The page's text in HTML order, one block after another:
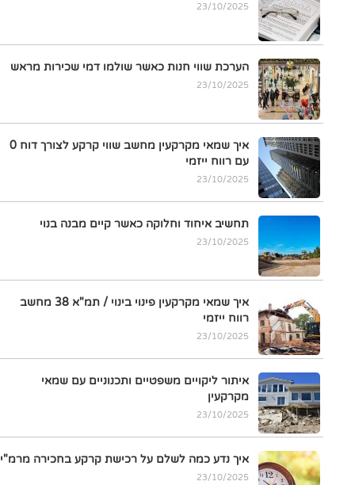
23/10/2025
הערכת שווי חנות כאשר שולמו דמי שכירות מראש
23/10/2025
איך שמאי מקרקעין מחשב שווי קרקע לצורך דוח 0
עם רווח ייזמי
23/10/2025
תחשיב איחוד וחלוקה כאשר קיים מבנה בנוי
23/10/2025
איך שמאי מקרקעין פינוי בינוי / תמ"א 38 מחשב
רווח ייזמי
23/10/2025
איתור ליקויים משפטיים ותכנוניים עם שמאי
מקרקעין
23/10/2025
איך נדע כמה לשלם על רכישת קרקע בחכירה מרמ"י
23/10/2025